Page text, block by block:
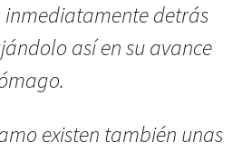
inmediatamente detrás
así en su avance
existen también unas